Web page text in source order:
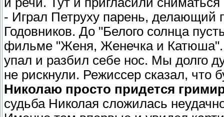
- Играл Петруху парень, делающий
Годовников. До "Белого солнца
фильме "Женя, Женечка и
упал и разбил себе нос. Мы долго
не рискнули. Режиссер сказал, что
Николаю просто придется
судьба Николая сложилась